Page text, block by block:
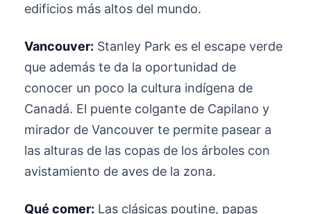
edificios más altos del mundo.
Vancouver: Stanley Park es el escape verde
que además te da la oportunidad de
conocer un poco la cultura indígena de
Canadá. El puente colgante de Capilano y
mirador de Vancouver te permite pasear a
las alturas de las copas de los árboles con
avistamiento de aves de la zona.
Qué comer: Las clásicas poutine, papas